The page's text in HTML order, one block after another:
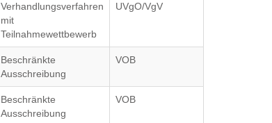
Verhandlungsverfahren
mit
Teilnahmewettbewerb
UVgO/VgV
Beschränkte
Ausschreibung
VOB
Beschränkte
Ausschreibung
VOB